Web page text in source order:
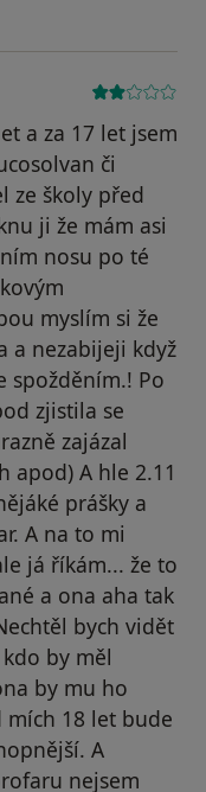
a za 17 let jsem
či
ze školy před
ji že mám asi
nosu po té
myslím si že
a nezabijeji když
spožděním.! Po
zjistila se
zajázal
apod) A hle 2.11
prášky a
A na to mi
já říkám... že to
a ona aha tak
bych vidět
by měl
by mu ho
mích 18 let bude
A
nejsem